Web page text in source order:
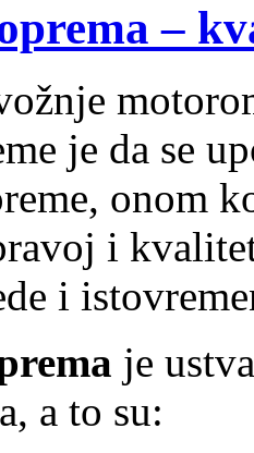
–
je da se
onom
i
i
je
a to su: